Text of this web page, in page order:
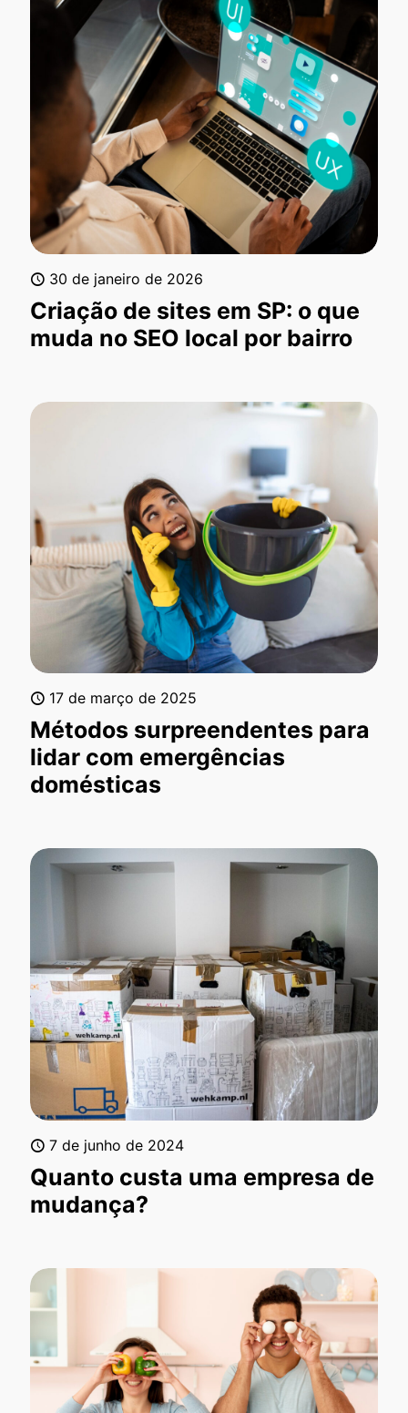
30 de janeiro de 2026
Criação de sites em SP: o que
muda no SEO local por bairro
17 de março de 2025
Métodos surpreendentes para
lidar com emergências
domésticas
7 de junho de 2024
Quanto custa uma empresa de
mudança?